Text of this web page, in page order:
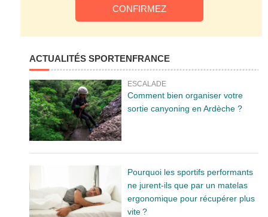
ACTUALITÉS SPORTENFRANCE
ESCALADE
Comment bien organiser votre
sortie canyoning en Ardèche ?
Pourquoi les sportifs performants
ne jurent-ils que par un matelas
ergonomique pour récupérer plus
vite ?